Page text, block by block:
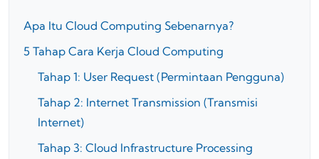
Apa Itu Cloud Computing Sebenarnya?
5 Tahap Cara Kerja Cloud Computing
Tahap 1: User Request (Permintaan Pengguna)
Tahap 2: Internet Transmission (Transmisi
Internet)
Tahap 3: Cloud Infrastructure Processing